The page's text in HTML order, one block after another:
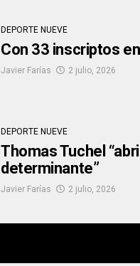
DEPORTE NUEVE
Con 33 inscriptos
Javier Farías 2 julio, 2026
DEPORTE NUEVE
Thomas Tuchel
determinante”
Javier Farías 2 julio, 2026